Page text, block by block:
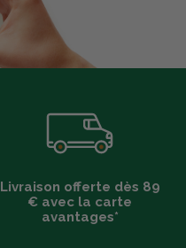
Livraison offerte dès 89
€ avec la carte
avantages*